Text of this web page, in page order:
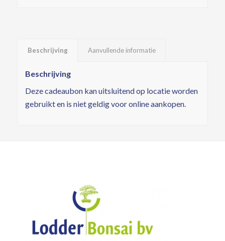
Beschrijving Aanvullende informatie
Beschrijving
Deze cadeaubon kan uitsluitend op locatie worden
gebruikt en is niet geldig voor online aankopen.